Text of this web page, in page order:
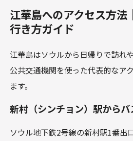
江華島へのアクセス方法
行き方ガイド
江華島はソウルから日帰りで訪れ
公共交通機関を使った代表的なア
ます。
新村（シンチョン）駅から
ソウル地下鉄2号線の新村駅1番出